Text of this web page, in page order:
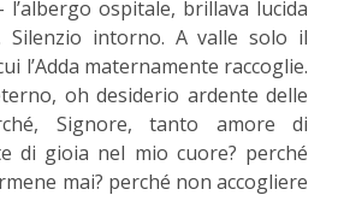
ospitale, brillava lucida
Silenzio intorno. A valle solo il
l’Adda maternamente raccoglie.
oh desiderio ardente delle
Signore, tanto amore di
di gioia nel mio cuore? perché
mai? perché non accogliere